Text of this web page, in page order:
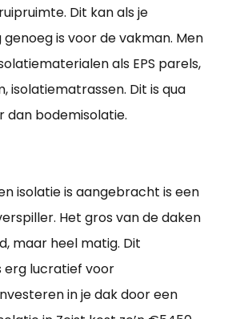
Dit kan als je
is voor de vakman. Men
als EPS parels,
isolatiematrassen. Dit is qua
bodemisolatie.
isolatie is aangebracht is een
Het gros van de daken
maar heel matig. Dit
erg lucratief voor
in je dak door een